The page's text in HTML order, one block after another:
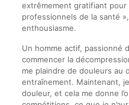
extrêmement gratifiant pour
professionnels de la santé
enthousiasme.
Un homme actif, passionné
commencer la
me plaindre de douleurs au
entraînement. Maintenant,
douleur, et cela me donne